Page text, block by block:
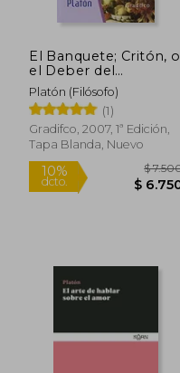
10%
El Banquete; Critón, o
el Deber del
Ciudadano
Platón (Filósofo)
(1)
Gradifco, 2007, 1ª Edición,
Tapa Blanda, Nuevo